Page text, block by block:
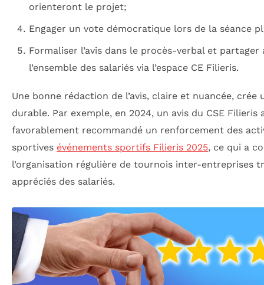
orienteront le projet;
Engager un vote démocratique lors de la séance
Formaliser l’avis dans le procès-verbal et partager
l’ensemble des salariés via l’espace CE Filieris.
Une bonne rédaction de l’avis, claire et nuancée, crée
durable. Par exemple, en 2024, un avis du CSE Filieris
favorablement recommandé un renforcement des
sportives événements sportifs Filieris 2025, ce qui a
l’organisation régulière de tournois inter-entreprises
appréciés des salariés.